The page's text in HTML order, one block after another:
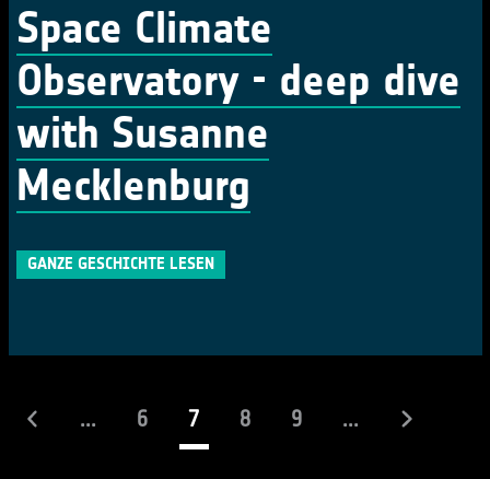
Space Climate
Observatory - deep dive
with Susanne
Mecklenburg
GANZE GESCHICHTE LESEN
... 6 7(laufend)
8 9 ...